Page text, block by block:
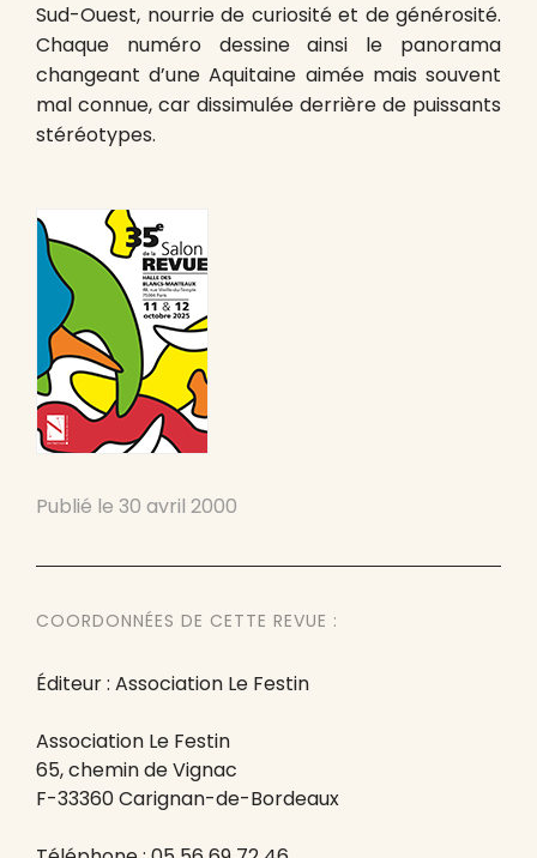
Sud-Ouest, nourrie de curiosité et de générosité.
Chaque numéro dessine ainsi le panorama
changeant d’une Aquitaine aimée mais souvent
mal connue, car dissimulée derrière de puissants
stéréotypes.
Publié le 30 avril 2000
COORDONNÉES DE CETTE REVUE :
Éditeur : Association Le Festin
Association Le Festin
65, chemin de Vignac
F-33360 Carignan-de-Bordeaux